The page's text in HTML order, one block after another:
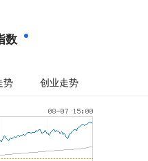
数
势 创业走势